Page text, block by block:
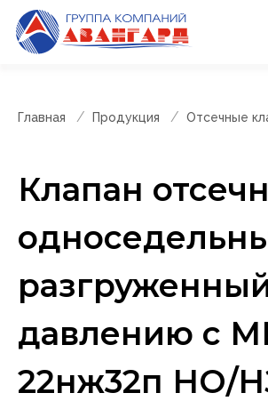
Главная Продукция Отсечные
Клапан
давлению с
22нж32п НО/